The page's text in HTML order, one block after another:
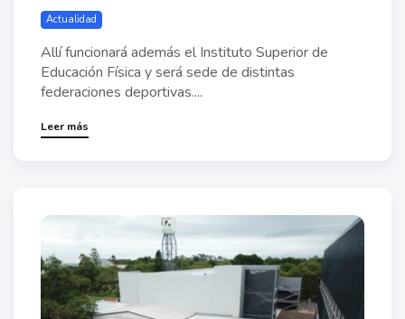
Actualidad
Allí funcionará además el Instituto Superior de
Educación Física y será sede de distintas
federaciones deportivas....
Leer más